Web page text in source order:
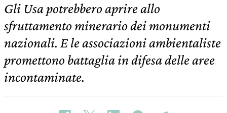
Gli Usa potrebbero aprire allo
sfruttamento minerario dei monumenti
nazionali. E le associazioni ambientaliste
promettono battaglia in difesa delle aree
incontaminate.